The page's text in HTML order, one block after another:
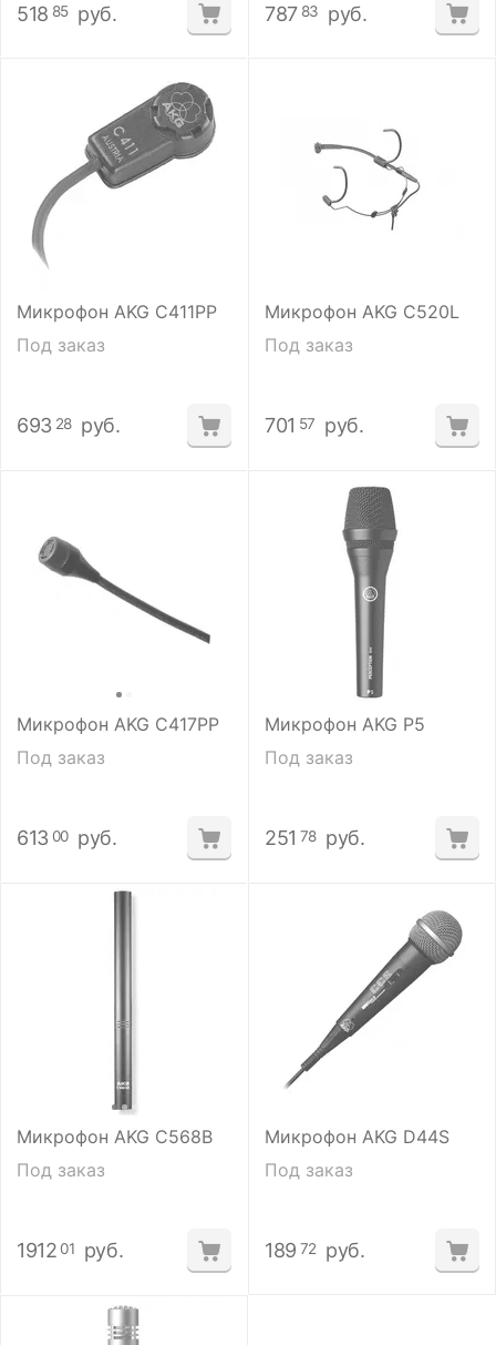
518 85 руб. 787 83 руб.
Микрофон AKG C411PP
Под заказ
693 28 руб.
Микрофон AKG C520L
Под заказ
701 57 руб.
Микрофон AKG C417PP
Под заказ
613 00 руб.
Микрофон AKG P5
Под заказ
251 78 руб.
Микрофон AKG C568B
Под заказ
1912 01 руб.
Микрофон AKG D44S
Под заказ
189 72 руб.